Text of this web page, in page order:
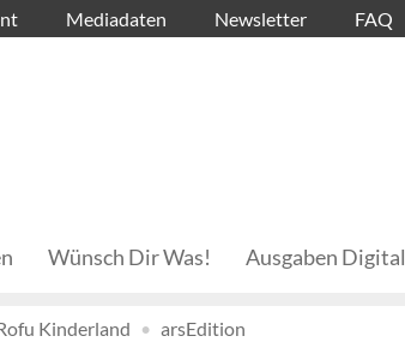
Mediadaten Newsletter FAQ
Wünsch Dir Was! Ausgaben Digital
Kinderland arsEdition